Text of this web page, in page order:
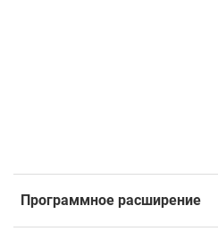
Программное расширение